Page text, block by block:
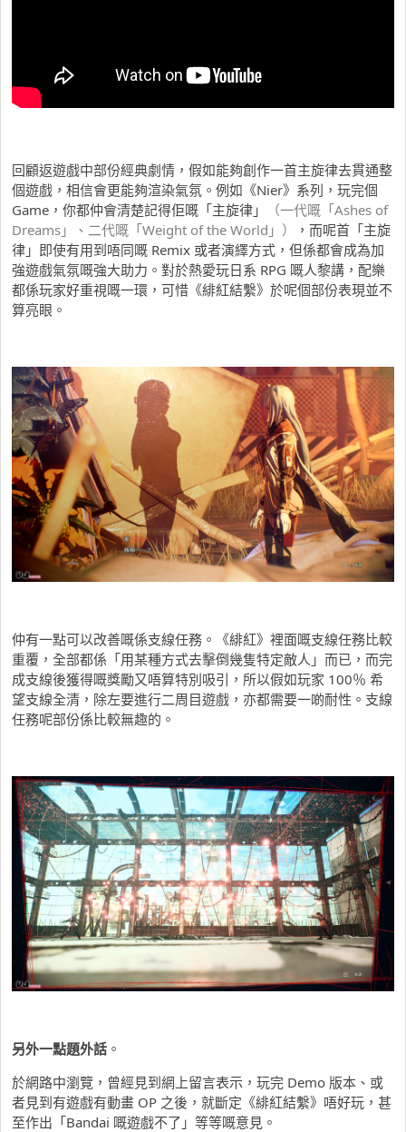
回顧返遊戲中部份經典劇情，假如能夠創作一首主旋律去貫通整
個遊戲，相信會更能夠渲染氣氛。例如《Nier》系列，玩完個
Game，你都仲會清楚記得佢嘅「主旋律」
（一代嘅「Ashes of
Dreams」、二代嘅「Weight of the World」）
，而呢首「主旋
律」即使有用到唔同嘅 Remix 或者演繹方式，但係都會成為加
強遊戲氣氛嘅強大助力。對於熱愛玩日系 RPG 嘅人黎講，配樂
都係玩家好重視嘅一環，可惜《緋紅結繫》於呢個部份表現並不
算亮眼。
仲有一點可以改善嘅係支線任務。《緋紅》裡面嘅支線任務比較
重覆，全部都係「用某種方式去擊倒幾隻特定敵人」而已，而完
成支線後獲得嘅獎勵又唔算特別吸引，所以假如玩家 100％ 希
望支線全清，除左要進行二周目遊戲，亦都需要一啲耐性。支線
任務呢部份係比較無趣的。
另外一點題外話 。
於網路中瀏覽，曾經見到網上留言表示，玩完 Demo 版本、或
者見到有遊戲有動畫 OP 之後，就斷定《緋紅結繫》唔好玩，甚
至作出「Bandai 嘅遊戲不了」等等嘅意見。